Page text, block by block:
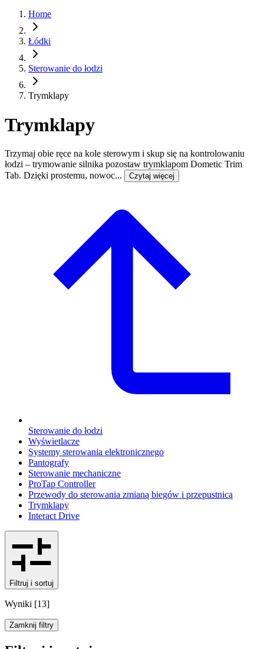
Home
Łódki
Sterowanie do łodzi
Trymklapy
Trymklapy
Trzymaj obie ręce na kole sterowym i skup się na kontrolowaniu
łodzi – trymowanie silnika pozostaw trymklapom Dometic Trim
Tab. Dzięki prostemu, nowoc...
Czytaj więcej
Sterowanie do łodzi
Wyświetlacze
Systemy sterowania elektronicznego
Pantografy
Sterowanie mechaniczne
ProTap Controller
Przewody do sterowania zmianą biegów i przepustnicą
Trymklapy
Interact Drive
Filtruj i sortuj
Wyniki [13]
Zamknij filtry